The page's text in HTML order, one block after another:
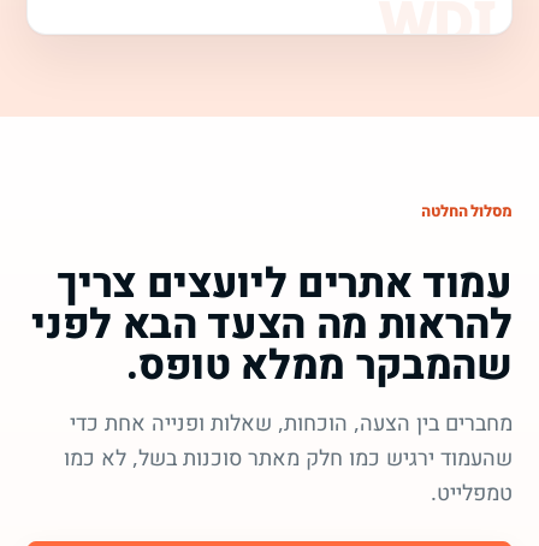
מסלול החלטה
עמוד אתרים ליועצים צריך
להראות מה הצעד הבא לפני
שהמבקר ממלא טופס.
מחברים בין הצעה, הוכחות, שאלות ופנייה אחת כדי
שהעמוד ירגיש כמו חלק מאתר סוכנות בשל, לא כמו
טמפלייט.